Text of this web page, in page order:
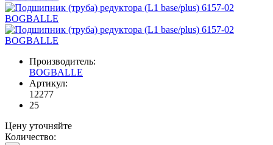
Производитель:
BOGBALLE
Артикул:
12277
25
Цену уточняйте
Количество: